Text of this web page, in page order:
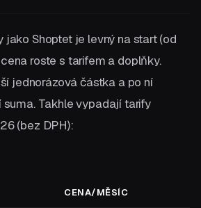
jako Shoptet je levný na start (od
roste s tarifem a doplňky.
jednorázová částka a po ní
Takhle vypadají tarify
(bez DPH):
CENA/MĚSÍC